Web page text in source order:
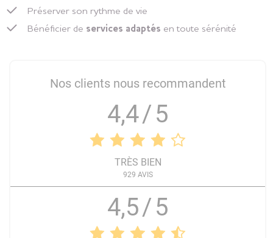
Préserver son rythme de vie
Bénéficier de services adaptés en toute sérénité
Nos clients nous recommandent
4,4/5
TRÈS BIEN
929 AVIS
4,5/5